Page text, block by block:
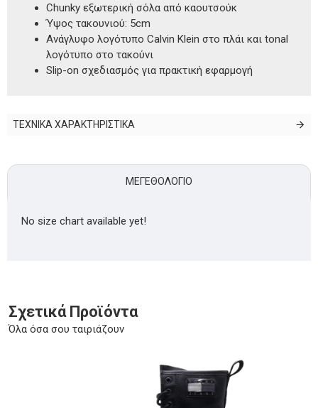
Chunky εξωτερική σόλα από καουτσούκ
Ύψος τακουνιού: 5cm
Ανάγλυφο λογότυπο Calvin Klein στο πλάι και tonal
λογότυπο στο τακούνι
Slip-on σχεδιασμός για πρακτική εφαρμογή
ΤΕΧΝΙΚΑ ΧΑΡΑΚΤΗΡΙΣΤΙΚΑ
ΜΕΓΕΘΟΛΌΓΙΟ
No size chart available yet!
Σχετικά Προϊόντα
Όλα όσα σου ταιριάζουν